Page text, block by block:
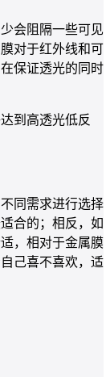
会阻隔一些可见
对于红外线和可
保证透光的同时
到高透光低反
同需求进行选择
合的；相反，如
，相对于金属膜
己喜不喜欢，适